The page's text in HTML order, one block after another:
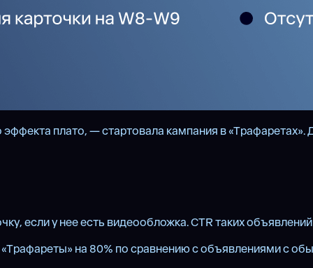
плато, — стартовала кампания в
если у нее есть видеообложка. CTR таких
на 80% по сравнению с объявлениями с